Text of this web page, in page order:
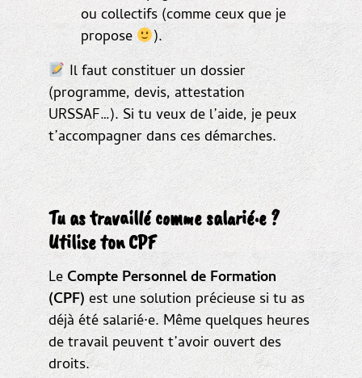
ou collectifs (comme ceux que je
propose
).
Il faut constituer un dossier
(programme, devis, attestation
URSSAF…). Si tu veux de l’aide, je peux
t’accompagner dans ces démarches.
Tu as travaillé comme salarié·e ?
Utilise ton CPF
LeCompte Personnel de Formation
(CPF)est une solution précieuse si tu as
déjà été salarié·e. Même quelques heures
de travail peuvent t’avoir ouvert des
droits.